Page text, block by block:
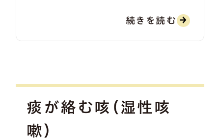
は心理的なストレスが負担となっ
続きを読む
痰が絡む咳（湿性咳
嗽）